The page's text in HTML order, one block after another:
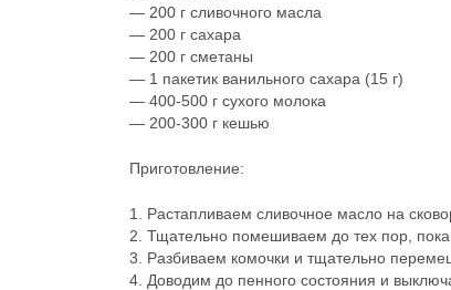
— 200 г сливочного масла
— 200 г сахара
— 200 г сметаны
— 1 пакетик ванильного сахара (15 г)
— 400-500 г сухого молока
— 200-300 г кешью
Приготовление:
1. Растапливаем сливочное масло на
2. Тщательно помешиваем до тех пор,
3. Разбиваем комочки и тщательно
4. Доводим до пенного состояния и